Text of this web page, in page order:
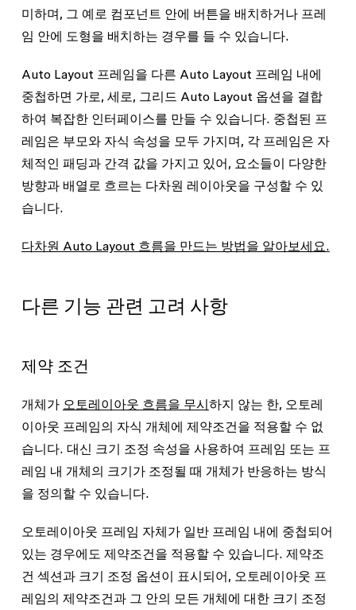
미하며, 그 예로 컴포넌트 안에 버튼을 배치하거나 프레
임 안에 도형을 배치하는 경우를 들 수 있습니다.
Auto Layout 프레임을 다른 Auto Layout 프레임 내에
중첩하면 가로, 세로, 그리드 Auto Layout 옵션을 결합
하여 복잡한 인터페이스를 만들 수 있습니다. 중첩된 프
레임은 부모와 자식 속성을 모두 가지며, 각 프레임은 자
체적인 패딩과 간격 값을 가지고 있어, 요소들이 다양한
방향과 배열로 흐르는 다차원 레이아웃을 구성할 수 있
습니다.
다차원 Auto Layout 흐름을 만드는 방법을 알아보세요.
다른 기능 관련 고려 사항
제약 조건
개체가 오토레이아웃 흐름을 무시하지 않는 한, 오토레
이아웃 프레임의 자식 개체에 제약조건을 적용할 수 없
습니다. 대신 크기 조정 속성을 사용하여 프레임 또는 프
레임 내 개체의 크기가 조정될 때 개체가 반응하는 방식
을 정의할 수 있습니다.
오토레이아웃 프레임 자체가 일반 프레임 내에 중첩되어
있는 경우에도 제약조건을 적용할 수 있습니다. 제약조
건 섹션과 크기 조정 옵션이 표시되어, 오토레이아웃 프
레임의 제약조건과 그 안의 모든 개체에 대한 크기 조정